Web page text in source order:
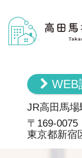
WEB
JR高田馬場
〒169-0075
東京都新宿